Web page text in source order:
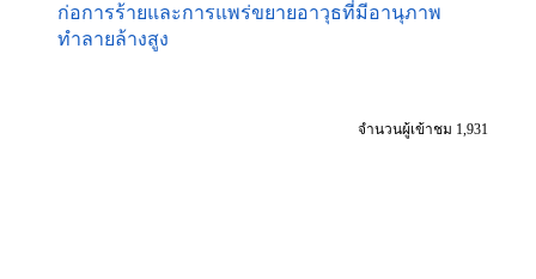
ก่อการร้ายและการแพร่ขยายอาวุธที่มีอานุภาพ
ทำลายล้างสูง
จำนวนผู้เข้าชม 1,931